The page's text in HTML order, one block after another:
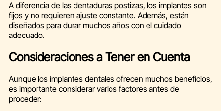
A diferencia de las dentaduras postizas, los implantes son
fijos y no requieren ajuste constante. Además, están
diseñados para durar muchos años con el cuidado
adecuado.
Consideraciones a Tener en Cuenta
Aunque los implantes dentales ofrecen muchos beneficios,
es importante considerar varios factores antes de
proceder: